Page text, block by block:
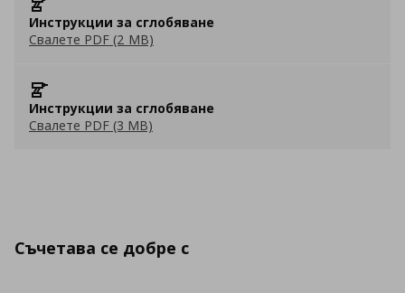
Инструкции за сглобяване
Свалете PDF (2 MB)
Инструкции за сглобяване
Свалете PDF (3 MB)
Съчетава се добре с